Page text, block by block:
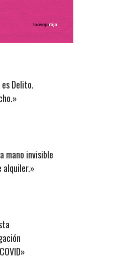
Delito.
mano invisible
alquiler.»